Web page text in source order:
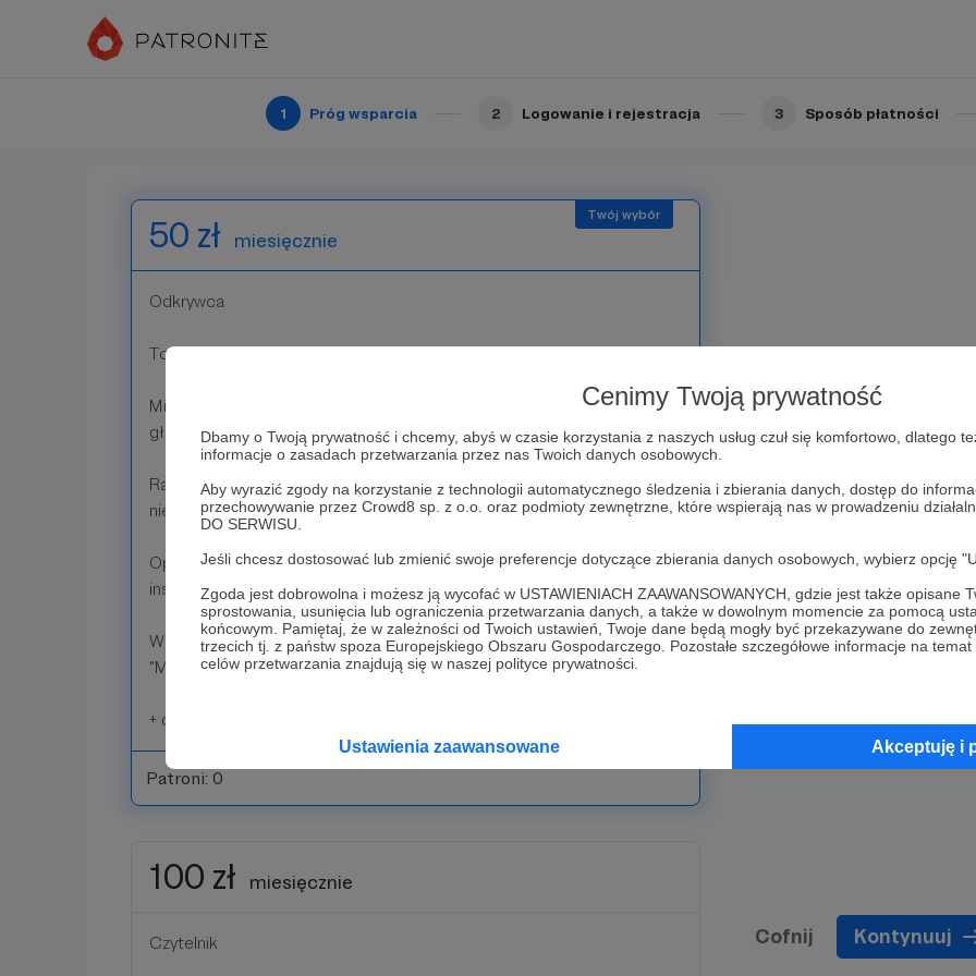
Cenimy Twoją prywatność
Dbamy o Twoją prywatność i chcemy, abyś w czasie korzystania z naszych usług czuł się komfortowo, dlatego
informacje o zasadach przetwarzania przez nas Twoich danych osobowych.
Aby wyrazić zgody na korzystanie z technologii automatycznego śledzenia i zbierania danych, dostęp do
przechowywanie przez Crowd8 sp. z o.o. oraz podmioty zewnętrzne, które wspierają nas w prowadzeniu
DO SERWISU.
Jeśli chcesz dostosować lub zmienić swoje preferencje dotyczące zbierania danych osobowych, wybierz opcję
Zgoda jest dobrowolna i możesz ją wycofać w USTAWIENIACH ZAAWANSOWANYCH, gdzie jest także opisane
sprostowania, usunięcia lub ograniczenia przetwarzania danych, a także w dowolnym momencie za pomocą
końcowym. Pamiętaj, że w zależności od Twoich ustawień, Twoje dane będą mogły być przekazywane do
trzecich tj. z państw spoza Europejskiego Obszaru Gospodarczego. Pozostałe szczegółowe informacje na
celów przetwarzania znajdują się w naszej polityce prywatności.
Ustawienia zaawansowane Akceptuję i
1 Próg wsparcia 2 Logowanie i rejestracja 3 Sposób płatności
+ dostęp do progu 10 zł
50 zł miesięcznie
Odkrywca
To naprawdę spora kwota. Dziękuję, że wspierasz moją sztukę.
Michał jako lektor! To od dawna jego ukrywane hobby - czytanie na
głos.
Raz w miesiącu, Patron wspólnie z Sołtanem odkrywa nowe,
niepublikowane opowiadanie nieznanego powszechnie pisarza.
Oprócz czytanego tekstu, Michał wplata swoje kompozycje
instrumentalne jako tło, co daje niepowtarzalny klimat, wręcz filmowy.
W wizytówce znajdziesz czytane przez Sołtana opowiadanie pt.
"Muśnięci".
+ dostęp do progów 10 zł i 30 zł
Patroni: 0
100 zł miesięcznie
Czytelnik Cofnij Kontynuuj